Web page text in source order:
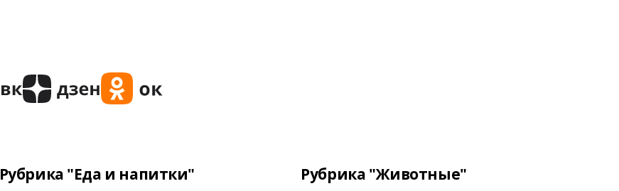
Рубрика "Еда и напитки" Рубрика "Животные"